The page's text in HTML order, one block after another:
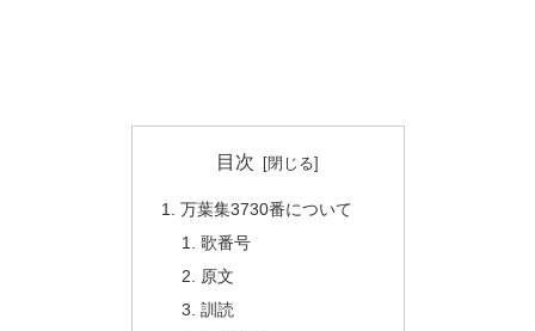
目次
万葉集3730番について
歌番号
原文
訓読